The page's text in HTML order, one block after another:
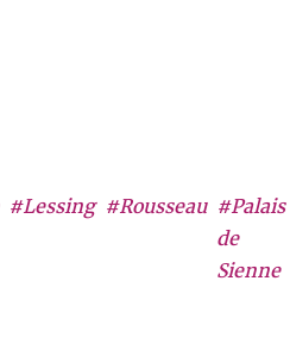
#Lessing #Rousseau #Palais
de
Sienne